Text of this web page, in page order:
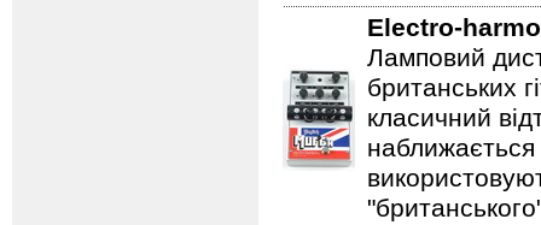
Electro-
Ламповий
британських
класичний